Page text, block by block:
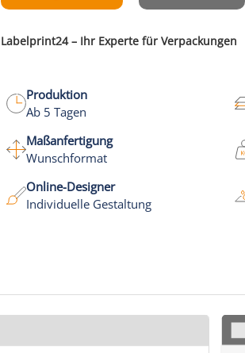
Labelprint24 – Ihr Experte für Verpackungen
Produktion
Ab 5 Tagen
Maßanfertigung
Wunschformat
Online-Designer
Individuelle Gestaltung